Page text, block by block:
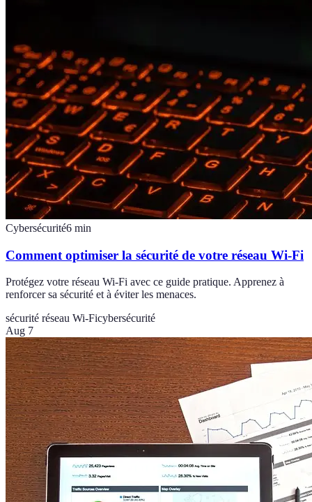
Cybersécurité6 min
Comment optimiser la sécurité de votre réseau Wi-Fi
Protégez votre réseau Wi-Fi avec ce guide pratique. Apprenez à
renforcer sa sécurité et à éviter les menaces.
sécurité réseau Wi-Ficybersécurité
Aug 7